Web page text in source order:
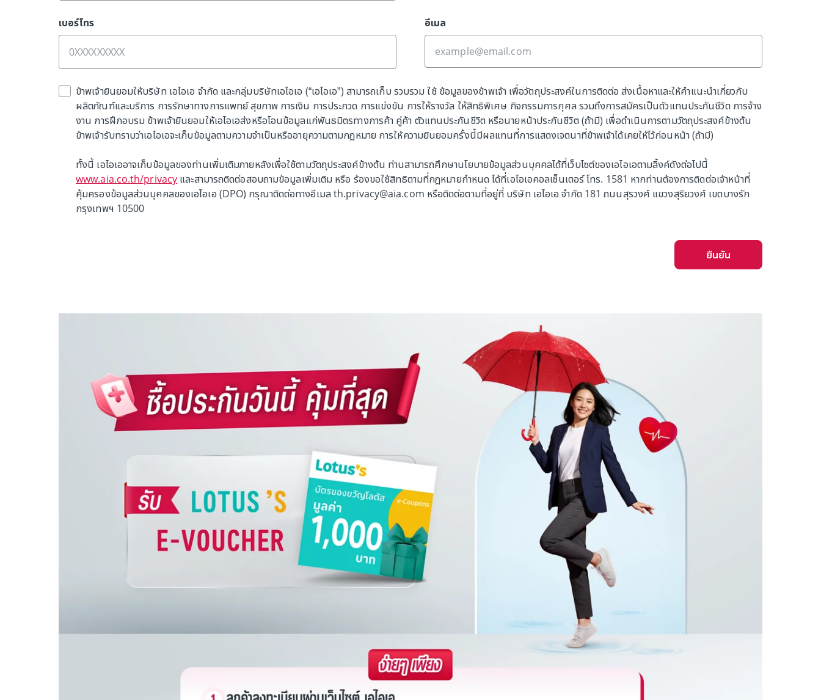
เบอร์โทร อีเมล
ข้าพเจ้ายินยอมให้บริษัท เอไอเอ จำกัด และกลุ่มบริษัทเอไอเอ (“เอไอเอ”) สามารถเก็บ รวบรวม ใช้ ข้อมูลของข้าพเจ้า เพื่อวัตถุประสงค์ในการติดต่อ ส่งเนื้อหาและให้คำแนะนำเกี่ยวกับ
ผลิตภัณฑ์และบริการ การรักษาทางการแพทย์ สุขภาพ การเงิน การประกวด การแข่งขัน การให้รางวัล ให้สิทธิพิเศษ กิจกรรมการกุศล รวมถึงการสมัครเป็นตัวแทนประกันชีวิต การจ้าง
งาน การฝึกอบรม ข้าพเจ้ายินยอมให้เอไอเอส่งหรือโอนข้อมูลแก่พันธมิตรทางการค้า คู่ค้า ตัวแทนประกันชีวิต หรือนายหน้าประกันชีวิต (ถ้ามี) เพื่อดำเนินการตามวัตถุประสงค์ข้างต้น
ข้าพเจ้ารับทราบว่าเอไอเอจะเก็บข้อมูลตามความจำเป็นหรืออายุความตามกฎหมาย การให้ความยินยอมครั้งนี้มีผลแทนที่การแสดงเจตนาที่ข้าพเจ้าได้เคยให้ไว้ก่อนหน้า (ถ้ามี)
ทั้งนี้ เอไอเออาจเก็บข้อมูลของท่านเพิ่มเติมภายหลังเพื่อใช้ตามวัตถุประสงค์ข้างต้น ท่านสามารถศึกษานโยบายข้อมูลส่วนบุคคลได้ที่เว็บไซต์ของเอไอเอตามลิ้งค์ดังต่อไปนี้
www.aia.co.th/privacy และสามารถติดต่อสอบถามข้อมูลเพิ่มเติม หรือ ร้องขอใช้สิทธิตามที่กฎหมายกำหนด ได้ที่เอไอเอคอลเซ็นเตอร์ โทร. 1581 หากท่านต้องการติดต่อเจ้าหน้าที่
คุ้มครองข้อมูลส่วนบุคคลของเอไอเอ (DPO) กรุณาติดต่อทางอีเมล th.privacy@aia.com หรือติดต่อตามที่อยู่ที่ บริษัท เอไอเอ จำกัด 181 ถนนสุรวงศ์ แขวงสุริยวงศ์ เขตบางรัก
กรุงเทพฯ 10500
ยืนยัน